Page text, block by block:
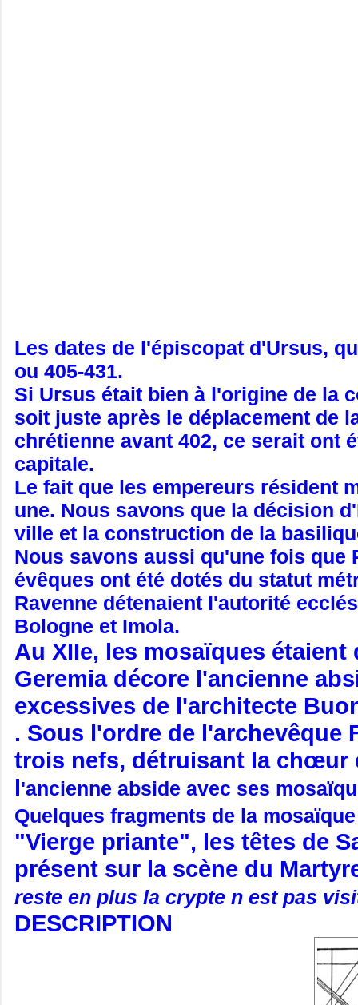
Les dates de l'épiscopat d'Ursus,
ou 405-431.
Si Ursus était bien à l'origine de la
soit juste après le déplacement de
chrétienne avant 402, ce serait ont
capitale.
Le fait que les empereurs résident
une. Nous savons que la décision
ville et la construction de la
Nous savons aussi qu'une fois que
évêques ont été dotés du statut
Ravenne détenaient l'autorité
Bologne et Imola.
Au XIIe, les mosaïques
Geremia décore l'ancienne
excessives de l'architecte
. Sous l'ordre de
trois nefs, détruisant la chœur
l'ancienne abside avec ses
Quelques fragments de la
"Vierge priante", les têtes de
présent sur la scène du
reste en plus la crypte n est pas
DESCRIPTION